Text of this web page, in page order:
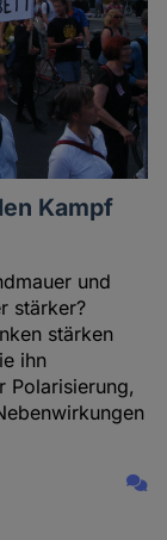
Kampf
und
stärker?
stärken
ihn
Polarisierung,